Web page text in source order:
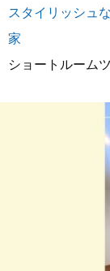
スタイリッシュ
家
ショートルーム